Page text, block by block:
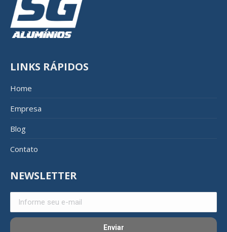
LINKS RÁPIDOS
Home
Empresa
Blog
Contato
NEWSLETTER